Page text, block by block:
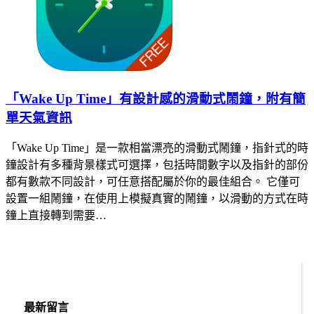
「Wake Up Time」有設計感的滑動式鬧鐘，附有簡
單天氣資訊
「Wake Up Time」是一款相當漂亮的滑動式鬧鐘，指針式的時
鐘設計有多種背景樣式可選擇，包括時間數字以及指針的部份
都有數款不同設計，可任意搭配屬於你的最佳組合。 它僅可
設置一組鬧鐘，在使用上模擬真實的鬧鐘，以滑動的方式在時
鐘上直接轉到需要…
最新留言